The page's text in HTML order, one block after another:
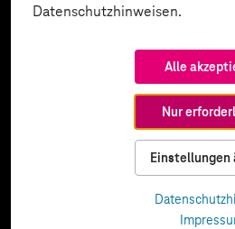
Datenschutzhinweisen.
Alle
Nur
Einstellungen